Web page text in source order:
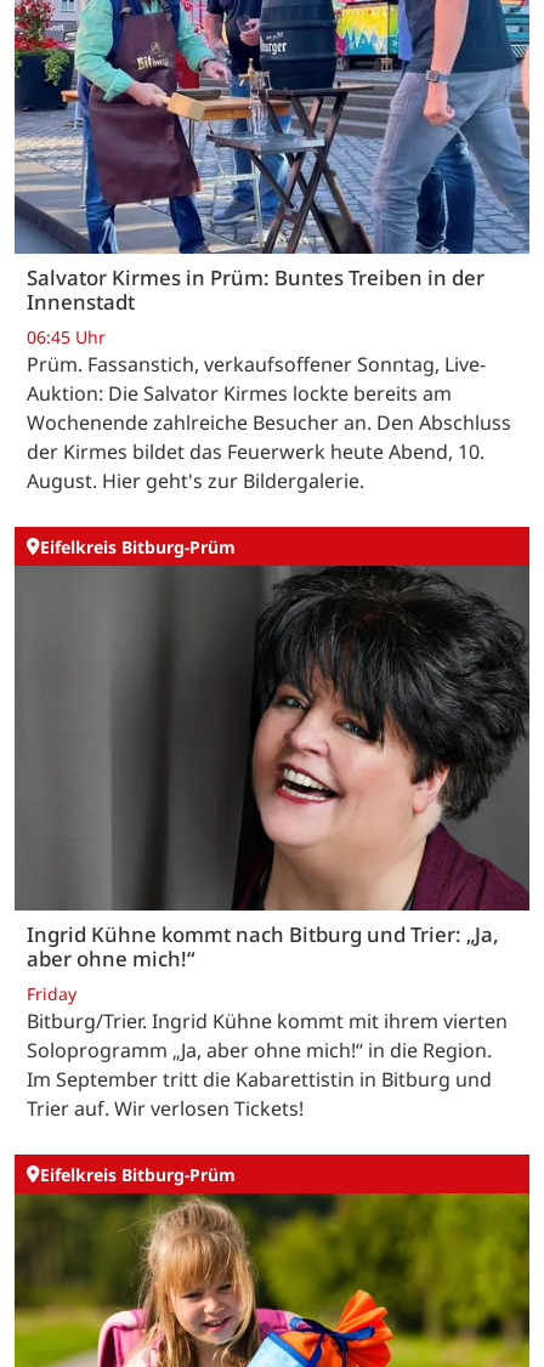
Salvator Kirmes in Prüm: Buntes Treiben in der
Innenstadt
06:45 Uhr
Prüm. Fassanstich, verkaufsoffener Sonntag, Live-
Auktion: Die Salvator Kirmes lockte bereits am
Wochenende zahlreiche Besucher an. Den Abschluss
der Kirmes bildet das Feuerwerk heute Abend, 10.
August. Hier geht's zur Bildergalerie.
Eifelkreis Bitburg-Prüm
Ingrid Kühne kommt nach Bitburg und Trier: „Ja,
aber ohne mich!“
Friday
Bitburg/Trier. Ingrid Kühne kommt mit ihrem vierten
Soloprogramm „Ja, aber ohne mich!“ in die Region.
Im September tritt die Kabarettistin in Bitburg und
Trier auf. Wir verlosen Tickets!
Eifelkreis Bitburg-Prüm